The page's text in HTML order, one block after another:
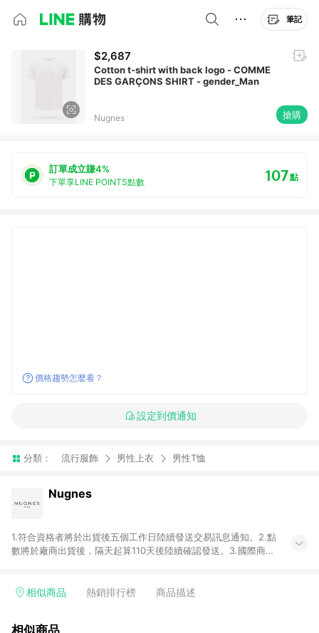
筆記
$2,687
Cotton t-shirt with back logo - COMME
DES GARÇONS SHIRT - gender_Man
Nugnes 搶購
訂單成立賺4%
下單享LINE POINTS點數 107點
價格趨勢怎麼看？
設定到價通知
分類： 流行服飾 男性上衣 男性T恤
Nugnes
1.符合資格者將於出貨後五個工作日陸續發送交易訊息通知。2.點
數將於廠商出貨後，隔天起算110天後陸續確認發送。3.國際商家
用未授權優惠碼不符合贈點資格。6. 點數發送依據及返點上限將
相似商品 熱銷排行榜 商品描述
相似商品